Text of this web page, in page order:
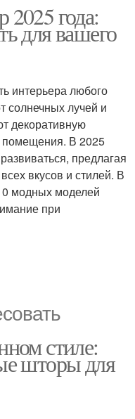
Шторы из бархата
Шторы из шелка
Материалы для штор
года:
для вашего
интерьера любого
солнечных лучей и
декоративную
В 2025
предлагая
вкусов и стилей. В
модных моделей
при
стиле:
шторы для